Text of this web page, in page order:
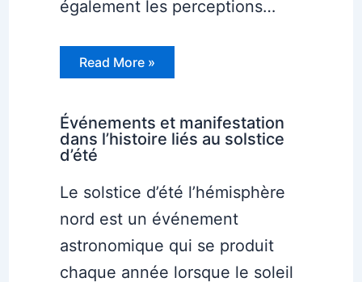
également les perceptions…
Read More »
Événements et manifestation
dans l’histoire liés au solstice
d’été
Le solstice d’été l’hémisphère
nord est un événement
astronomique qui se produit
chaque année lorsque le soleil